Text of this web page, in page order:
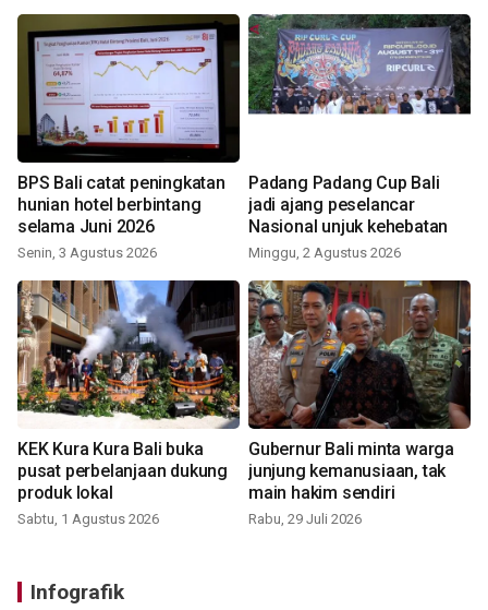
BPS Bali catat peningkatan
hunian hotel berbintang
selama Juni 2026
Senin, 3 Agustus 2026
Padang Padang Cup Bali
jadi ajang peselancar
Nasional unjuk kehebatan
Minggu, 2 Agustus 2026
KEK Kura Kura Bali buka
pusat perbelanjaan dukung
produk lokal
Sabtu, 1 Agustus 2026
Gubernur Bali minta warga
junjung kemanusiaan, tak
main hakim sendiri
Rabu, 29 Juli 2026
Infografik